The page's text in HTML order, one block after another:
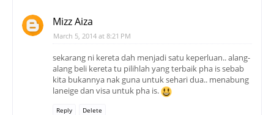
Mizz Aiza
March 5, 2014 at 8:21 PM
sekarang ni kereta dah menjadi satu keperluan.. alang-
alang beli kereta tu pilihlah yang terbaik pha is sebab
kita bukannya nak guna untuk sehari dua.. menabung
laneige dan visa untuk pha is.
Reply Delete